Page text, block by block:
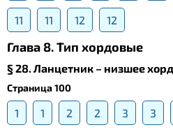
11 11 12 12
Глава 8. Тип хордовые
§ 28. Ланцетник – низшее
Страница 100
1 1 2 2 3 3